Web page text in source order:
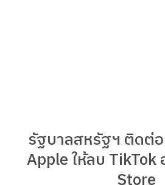
รัฐบาลสหรัฐฯ ติดต่อ
Apple ให้ลบ TikTok